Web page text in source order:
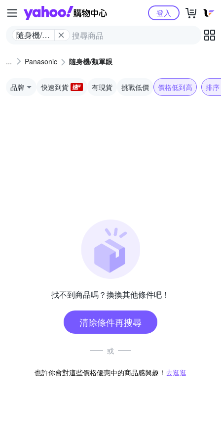
Yahoo購物中心
隨身機/類
登入
Panasonic 隨身機/類單眼
品牌 快速到貨 有現貨 挑戰低價 價格低到高 排序
找不到商品嗎？換換其他條件吧！
清除條件再搜尋
或
也許你會對這些價格優惠中的商品感興趣！ 去逛逛